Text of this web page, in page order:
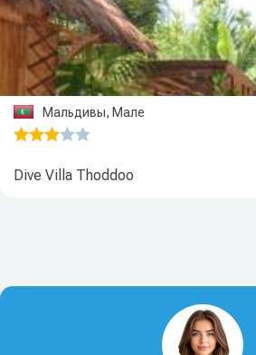
Мальдивы, Мале
Dive Villa Thoddoo